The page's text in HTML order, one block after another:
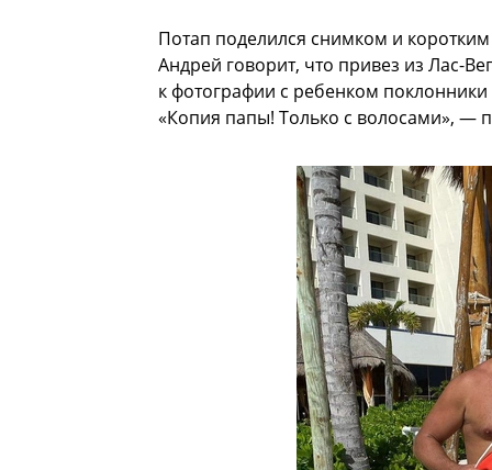
Потап поделился снимком и
Андрей говорит, что привез из Лас-
к фотографии с ребенком
«Копия папы! Только с волосами», —